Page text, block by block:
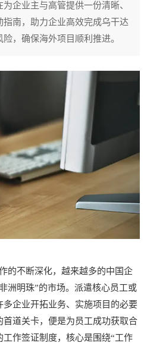
企业主与高管提供一份清晰、
南，助力企业高效完成乌干达
，确保海外项目顺利推进。
不断深化，越来越多的中国企
洲明珠”的市场。派遣核心员工或
企业开拓业务、实施项目的必要
道关卡，便是为员工成功获取合
作签证制度，核心是围绕“工作